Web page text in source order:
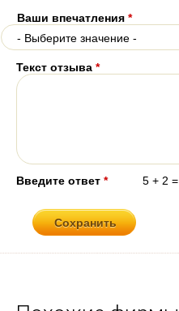
Ваши впечатления *
Текст отзыва *
Введите ответ * 5 + 2 =